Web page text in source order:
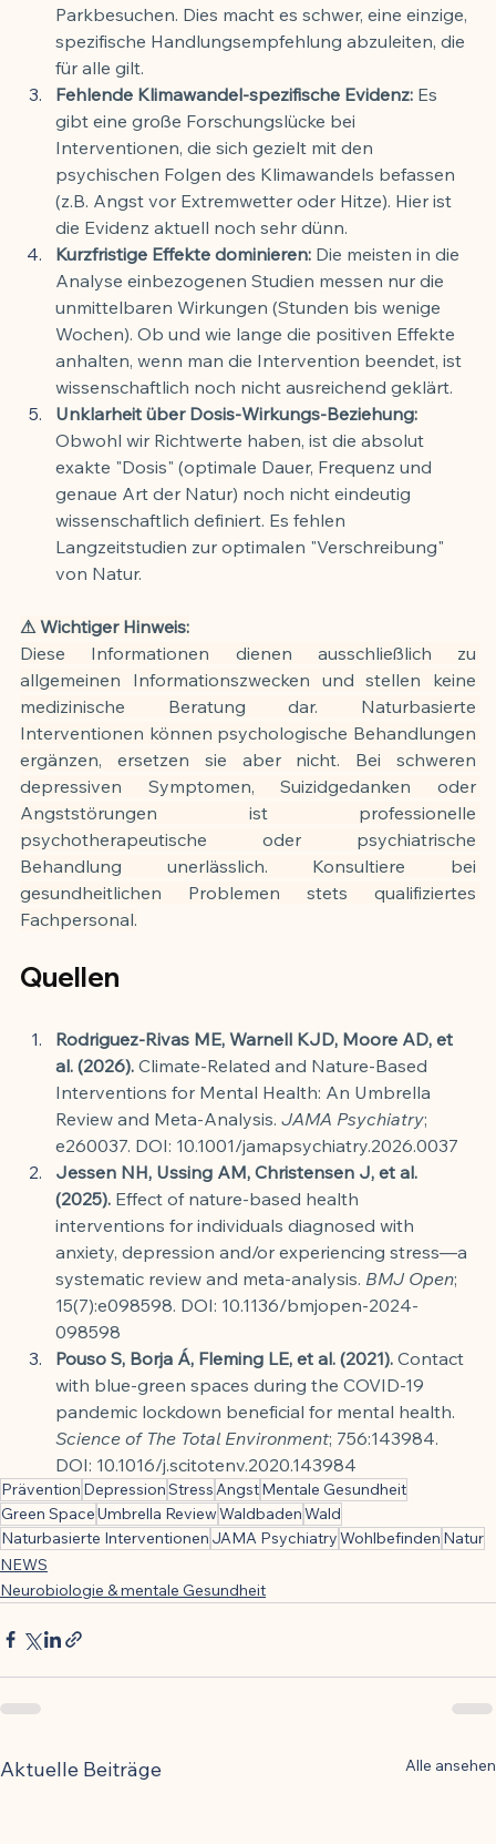
Parkbesuchen. Dies macht es schwer, eine einzige,
spezifische Handlungsempfehlung abzuleiten, die
für alle gilt.
Fehlende Klimawandel-spezifische Evidenz: Es
gibt eine große Forschungslücke bei
Interventionen, die sich gezielt mit den
psychischen Folgen des Klimawandels befassen
(z.B. Angst vor Extremwetter oder Hitze). Hier ist
die Evidenz aktuell noch sehr dünn.
Kurzfristige Effekte dominieren: Die meisten in die
Analyse einbezogenen Studien messen nur die
unmittelbaren Wirkungen (Stunden bis wenige
Wochen). Ob und wie lange die positiven Effekte
anhalten, wenn man die Intervention beendet, ist
wissenschaftlich noch nicht ausreichend geklärt.
Unklarheit über Dosis-Wirkungs-Beziehung:
Obwohl wir Richtwerte haben, ist die absolut
exakte "Dosis" (optimale Dauer, Frequenz und
genaue Art der Natur) noch nicht eindeutig
wissenschaftlich definiert. Es fehlen
Langzeitstudien zur optimalen "Verschreibung"
von Natur.
⚠ Wichtiger Hinweis:
Diese Informationen dienen ausschließlich zu
allgemeinen Informationszwecken und stellen keine
medizinische Beratung dar. Naturbasierte
Interventionen können psychologische Behandlungen
ergänzen, ersetzen sie aber nicht. Bei schweren
depressiven Symptomen, Suizidgedanken oder
Angststörungen ist professionelle
psychotherapeutische oder psychiatrische
Behandlung unerlässlich. Konsultiere bei
gesundheitlichen Problemen stets qualifiziertes
Fachpersonal.
Quellen
Rodriguez-Rivas ME, Warnell KJD, Moore AD, et
al. (2026). Climate-Related and Nature-Based
Interventions for Mental Health: An Umbrella
Review and Meta-Analysis. JAMA Psychiatry;
e260037. DOI: 10.1001/jamapsychiatry.2026.0037
Jessen NH, Ussing AM, Christensen J, et al.
(2025). Effect of nature-based health
interventions for individuals diagnosed with
anxiety, depression and/or experiencing stress—a
systematic review and meta-analysis. BMJ Open;
15(7):e098598. DOI: 10.1136/bmjopen-2024-
098598
Pouso S, Borja Á, Fleming LE, et al. (2021). Contact
with blue-green spaces during the COVID-19
pandemic lockdown beneficial for mental health.
Science of The Total Environment; 756:143984.
DOI: 10.1016/j.scitotenv.2020.143984
Prävention DepressionStress AngstMentale Gesundheit
Green SpaceUmbrella ReviewWaldbadenWald
Naturbasierte Interventionen JAMA PsychiatryWohlbefinden Natur
NEWS
Neurobiologie & mentale Gesundheit
Aktuelle Beiträge Alle ansehen